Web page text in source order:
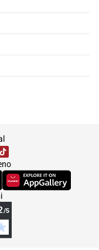
scheda)
(Si apre in una nuova